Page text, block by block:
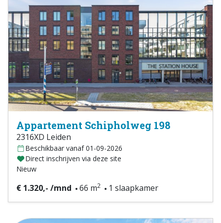
Appartement Schipholweg 198
2316XD Leiden
Beschikbaar vanaf 01-09-2026
Direct inschrijven via deze site
Nieuw
€ 1.320,- /mnd 66 m2 1 slaapkamer